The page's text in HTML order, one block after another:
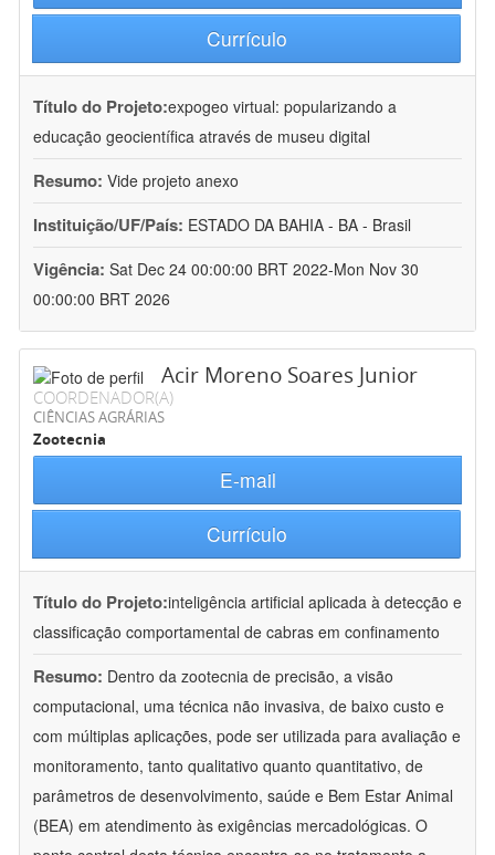
Currículo
Título do Projeto:expogeo virtual: popularizando a
educação geocientífica através de museu digital
Resumo: Vide projeto anexo
Instituição/UF/País: ESTADO DA BAHIA - BA - Brasil
Vigência: Sat Dec 24 00:00:00 BRT 2022-Mon Nov 30
00:00:00 BRT 2026
Acir Moreno Soares Junior
COORDENADOR(A)
CIÊNCIAS AGRÁRIAS
Zootecnia
E-mail
Currículo
Título do Projeto:inteligência artificial aplicada à detecção e
classificação comportamental de cabras em confinamento
Resumo: Dentro da zootecnia de precisão, a visão
computacional, uma técnica não invasiva, de baixo custo e
com múltiplas aplicações, pode ser utilizada para avaliação e
monitoramento, tanto qualitativo quanto quantitativo, de
parâmetros de desenvolvimento, saúde e Bem Estar Animal
(BEA) em atendimento às exigências mercadológicas. O